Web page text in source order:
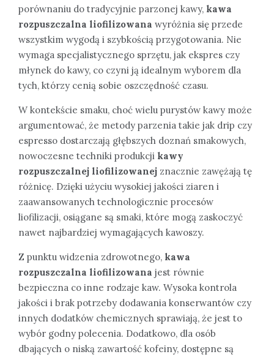
porównaniu do tradycyjnie parzonej kawy, kawa
rozpuszczalna liofilizowana wyróżnia się przede
wszystkim wygodą i szybkością przygotowania. Nie
wymaga specjalistycznego sprzętu, jak ekspres czy
młynek do kawy, co czyni ją idealnym wyborem dla
tych, którzy cenią sobie oszczędność czasu.
W kontekście smaku, choć wielu purystów kawy może
argumentować, że metody parzenia takie jak drip czy
espresso dostarczają głębszych doznań smakowych,
nowoczesne techniki produkcji kawy
rozpuszczalnej liofilizowanej znacznie zawężają tę
różnicę. Dzięki użyciu wysokiej jakości ziaren i
zaawansowanych technologicznie procesów
liofilizacji, osiągane są smaki, które mogą zaskoczyć
nawet najbardziej wymagających kawoszy.
Z punktu widzenia zdrowotnego, kawa
rozpuszczalna liofilizowana jest równie
bezpieczna co inne rodzaje kaw. Wysoka kontrola
jakości i brak potrzeby dodawania konserwantów czy
innych dodatków chemicznych sprawiają, że jest to
wybór godny polecenia. Dodatkowo, dla osób
dbających o niską zawartość kofeiny, dostępne są